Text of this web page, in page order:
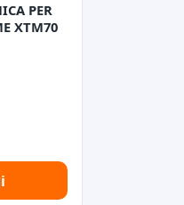
PER
XTM70